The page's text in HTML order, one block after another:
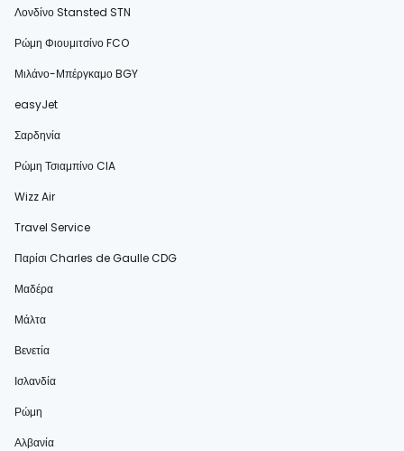
Λονδίνο Stansted STN
Ρώμη Φιουμιτσίνο FCO
Μιλάνο-Μπέργκαμο BGY
easyJet
Σαρδηνία
Ρώμη Τσιαμπίνο CIA
Wizz Air
Travel Service
Παρίσι Charles de Gaulle CDG
Μαδέρα
Μάλτα
Βενετία
Ισλανδία
Ρώμη
Αλβανία